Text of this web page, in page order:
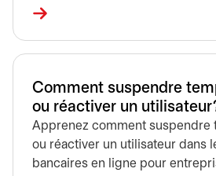
Comment suspendre
ou réactiver un
Apprenez comment suspendre
ou réactiver un utilisateur dans
bancaires en ligne pour